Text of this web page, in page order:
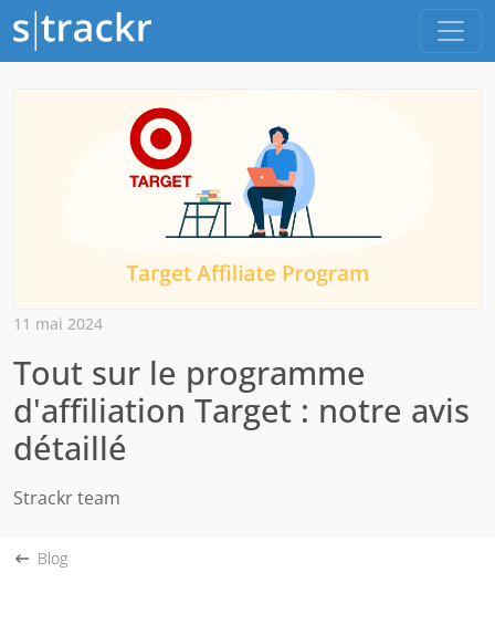
11 mai 2024
Tout sur le programme
d'affiliation Target : notre avis
détaillé
Strackr team
Blog